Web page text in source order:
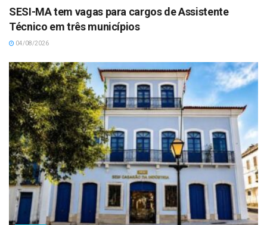
SESI-MA tem vagas para cargos de Assistente
Técnico em três municípios
04/08/2026